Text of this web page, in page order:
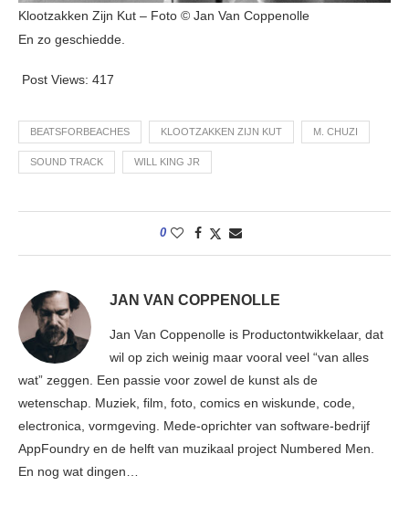
Klootzakken Zijn Kut – Foto © Jan Van Coppenolle
En zo geschiedde.
Post Views: 417
BEATSFORBEACHES KLOOTZAKKEN ZIJN KUT M. CHUZI
SOUND TRACK WILL KING JR
0
JAN VAN COPPENOLLE
Jan Van Coppenolle is Productontwikkelaar, dat
wil op zich weinig maar vooral veel “van alles
wat” zeggen. Een passie voor zowel de kunst als de
wetenschap. Muziek, film, foto, comics en wiskunde, code,
electronica, vormgeving. Mede-oprichter van software-bedrijf
AppFoundry en de helft van muzikaal project Numbered Men.
En nog wat dingen…